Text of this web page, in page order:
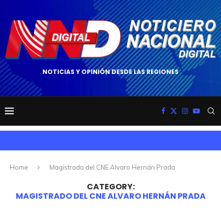
NOTICIAS Y OPINIÓN DESDE LAS REGIONES
Home Magistrado del CNE Alvaro Hernán Prada
CATEGORY:
MAGISTRADO DEL CNE ALVARO HERNÁN PRADA